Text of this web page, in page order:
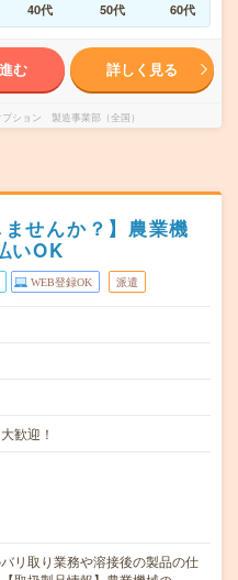
40代 50代 60代
む 詳しく見る
ション 製造事業部（全国）
ませんか？】農業機
いOK
WEB登録OK 派遣
歓迎！
リ取り業務や溶接後の製品の仕